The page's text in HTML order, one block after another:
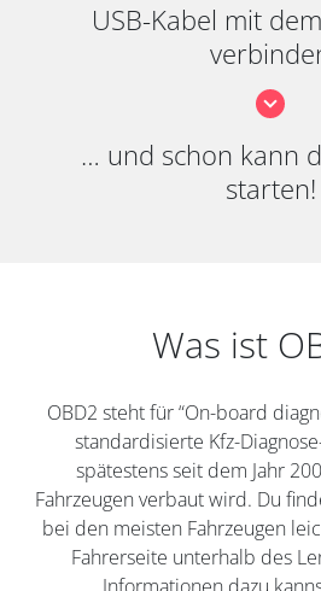
USB-Kabel mit
… und schon kann
starten!
Was ist
OBD2 steht für “On-board
standardisierte Kfz-
spätestens seit dem Jahr
Fahrzeugen verbaut wird. Du
bei den meisten Fahrzeugen
Fahrerseite unterhalb des